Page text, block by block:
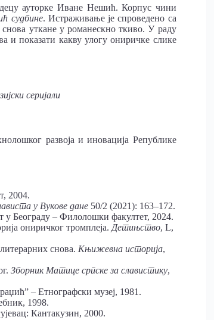
ауторке Иване Нешић. Корпус чини
судбине. Истраживање је спроведено са
снова уткане у романескно ткиво. У раду
и показати какву улогу ониричке слике
серијали
развоја и иновација Републике
2004.
у Вукове дане 50/2 (2021): 163–172.
у Београду – Филолошки факултет, 2024.
ониричког тромплеја. Детињство, L,
снова. Књижевна историја,
Зборник Матице српске за славистику,
– Етнографски музеј, 1981.
1998.
Кантакузин, 2000.